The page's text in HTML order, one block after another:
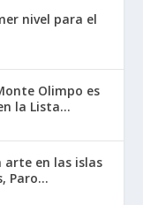
nivel para el
Olimpo es
la Lista...
arte en las islas
Paro...